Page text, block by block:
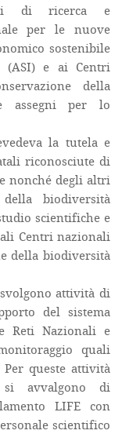
di ricerca e
per le nuove
sostenibile
(ASI) e ai Centri
della
assegni per lo
la tutela e
riconosciute di
nonché degli altri
biodiversità
scientifiche e
Centri nazionali
della biodiversità
attività di
del sistema
Reti Nazionali e
quali
Per queste attività
si avvalgono di
LIFE con
scientifico